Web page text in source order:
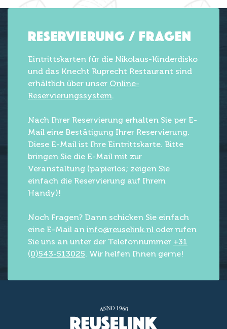
Reservierung / Fragen
Eintrittskarten für die Nikolaus-Kinderdisko
und das Knecht Ruprecht Restaurant sind
erhältlich über unser Online-
Reservierungssystem.
Nach Ihrer Reservierung erhalten Sie per E-
Mail eine Bestätigung Ihrer Reservierung.
Diese E-Mail ist Ihre Eintrittskarte. Bitte
bringen Sie die E-Mail mit zur
Veranstaltung (papierlos; zeigen Sie
einfach die Reservierung auf Ihrem
Handy)!
Noch Fragen? Dann schicken Sie einfach
eine E-Mail an info@reuselink.nl oder rufen
Sie uns an unter der Telefonnummer +31
(0)543-513025. Wir helfen Ihnen gerne!